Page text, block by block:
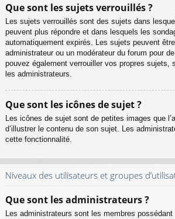
Que sont les sujets verrouillés ?
Les sujets verrouillés sont des sujets dans
peuvent plus répondre et dans lesquels les
automatiquement expirés. Les sujets peuvent
administrateur ou un modérateur du forum pour
pouvez également verrouiller vos propres sujets,
les administrateurs.
Que sont les icônes de sujet ?
Les icônes de sujet sont de petites images que
d’illustrer le contenu de son sujet. Les
cette fonctionnalité.
Niveaux des utilisateurs et groupes
Que sont les administrateurs ?
Les administrateurs sont les membres